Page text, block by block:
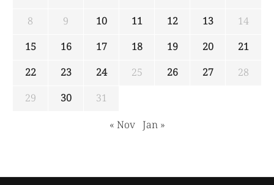
8
9 10 11 12 13
14
15
16 17 18 19 20
21
22
23 24 25 26 27
28
29
30
31
« Nov Jan »